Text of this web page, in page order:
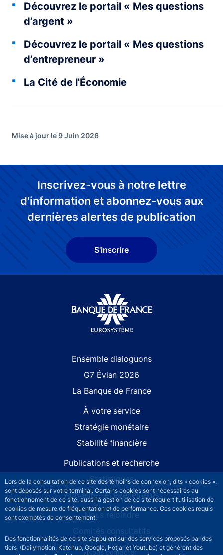
Lors de la consultation de ce site des témoins de connexion, dits « cookies »,
sont déposés sur votre terminal. Certains cookies sont nécessaires au
fonctionnement de ce site, aussi la gestion de ce site requiert l’utilisation de
cookies de mesure de fréquentation et de performance. Ces cookies requis
sont exemptés de consentement.
Des fonctionnalités de ce site s’appuient sur des services proposés par des
tiers (Dailymotion, Katchup, Google, Hotjar et Youtube) et génèrent des
Découvrez le portail « Mes questions
d’argent »
Découvrez le portail « Mes questions
d’entrepreneur »
La Cité de l'Économie
Mise à jour le 9 Juin 2026
Inscrivez-vous à notre lettre
d'information et abonnez-vous aux
dernières alertes de publication
S'inscrire
Ensemble dialoguons
G7 Évian 2026
La Banque de France
À votre service
Stratégie monétaire
Stabilité financière
Publications et recherche
Statistiques
Actualités et événements
Nous rejoindre
Comités consultatifs
Footer secondary menuNous contacter